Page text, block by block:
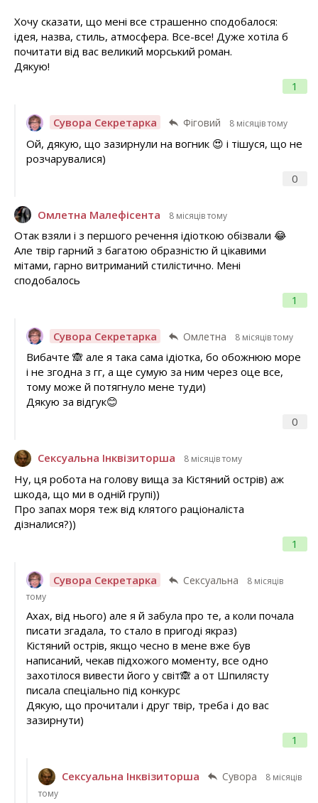
1
Хочу сказати, що мені все страшенно сподобалося:
ідея, назва, стиль, атмосфера. Все-все! Дуже хотіла б
почитати від вас великий морський роман.
Дякую!
Сувора Секретарка Фіговий 8 місяців тому
0
Ой, дякую, що зазирнули на вогник 😍 і тішуся, що не
розчарувалися)
Омлетна Малефісента 8 місяців тому
1
Отак взяли і з першого речення ідіоткою обізвали 😂
Але твір гарний з багатою образністю й цікавими
мітами, гарно витриманий стилістично. Мені
сподобалось
Сувора Секретарка Омлетна 8 місяців тому
0
Вибачте 🙈 але я така сама ідіотка, бо обожнюю море
і не згодна з гг, а ще сумую за ним через оце все,
тому може й потягнуло мене туди)
Дякую за відгук😊
Сексуальна Інквізиторша 8 місяців тому
1
Ну, ця робота на голову вища за Кістяний острів) аж
шкода, що ми в одній групі))
Про запах моря теж від клятого раціоналіста
дізналися?))
Сувора Секретарка Сексуальна
8 місяців
тому
1
Ахах, від нього) але я й забула про те, а коли почала
писати згадала, то стало в пригоді якраз)
Кістяний острів, якщо чесно в мене вже був
написаний, чекав підхожого моменту, все одно
захотілося вивести його у світ🙈 а от Шпилясту
писала спеціально під конкурс
Дякую, що прочитали і друг твір, треба і до вас
зазирнути)
Сексуальна Інквізиторша Сувора
8 місяців
тому